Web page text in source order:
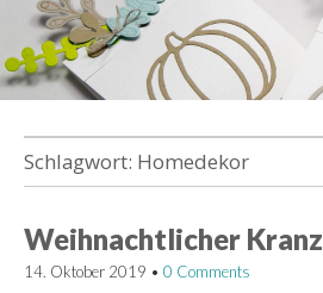
Schlagwort: Homedekor
Weihnachtlicher Kranz
14. Oktober 2019 • 0 Comments